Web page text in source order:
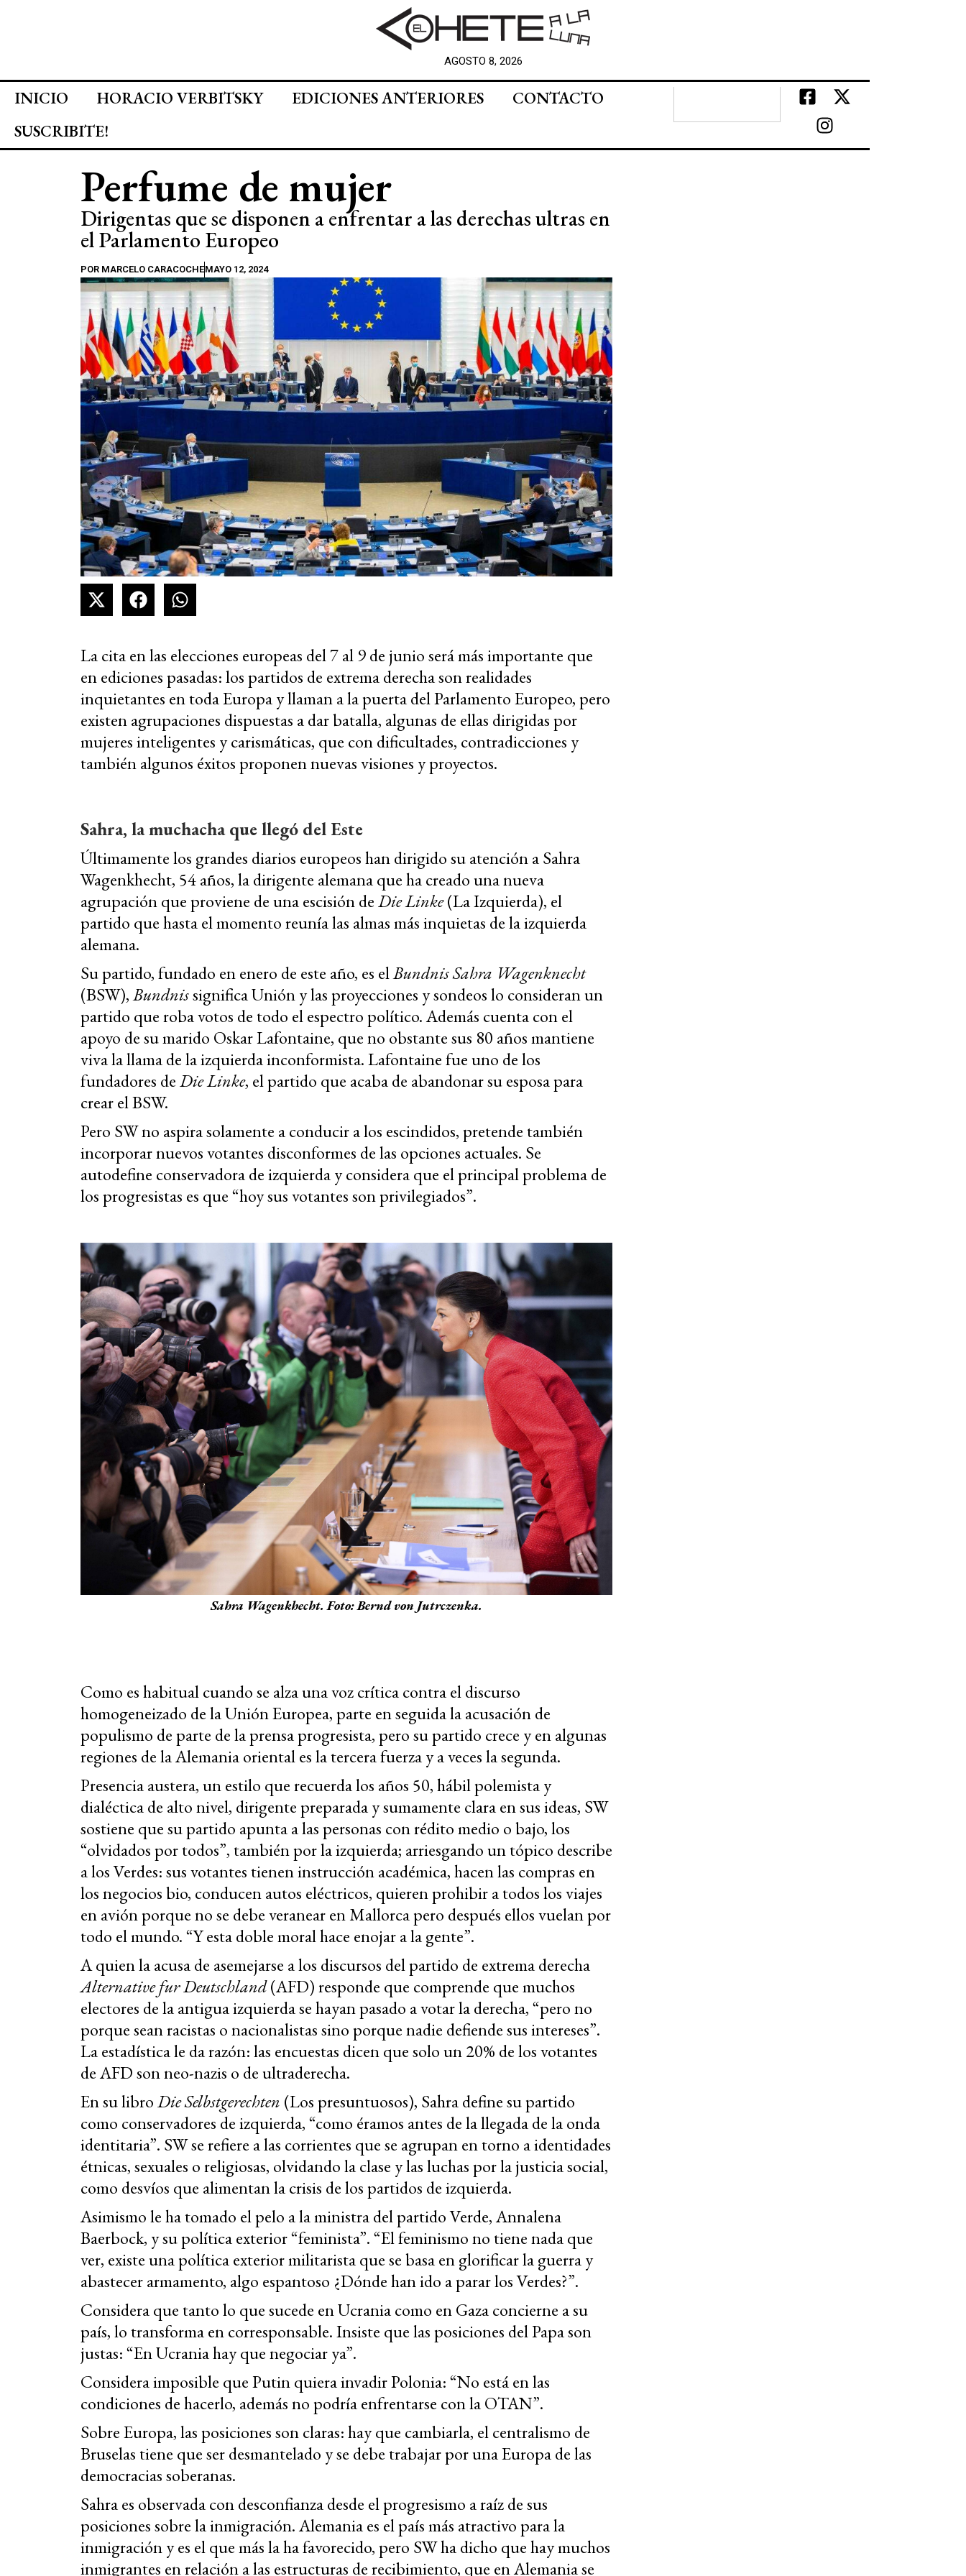
AGOSTO 8, 2026
INICIO HORACIO VERBITSKY EDICIONES ANTERIORES
CONTACTO
SUSCRIBITE!
Perfume de mujer
Dirigentas que se disponen a enfrentar a las derechas ultras en
el Parlamento Europeo
POR MARCELO CARACOCHEMAYO 12, 2024
La cita en las elecciones europeas del 7 al 9 de junio será más importante que
en ediciones pasadas: los partidos de extrema derecha son realidades
inquietantes en toda Europa y llaman a la puerta del Parlamento Europeo, pero
existen agrupaciones dispuestas a dar batalla, algunas de ellas dirigidas por
mujeres inteligentes y carismáticas, que con dificultades, contradicciones y
también algunos éxitos proponen nuevas visiones y proyectos.
Sahra, la muchacha que llegó del Este
Últimamente los grandes diarios europeos han dirigido su atención a Sahra
Wagenkhecht, 54 años, la dirigente alemana que ha creado una nueva
agrupación que proviene de una escisión deDie Linke(La Izquierda), el
partido que hasta el momento reunía las almas más inquietas de la izquierda
alemana.
Su partido, fundado en enero de este año, es elBundnis Sahra Wagenknecht
(BSW),Bundnissignifica Unión y las proyecciones y sondeos lo consideran un
partido que roba votos de todo el espectro político. Además cuenta con el
apoyo de su marido Oskar Lafontaine, que no obstante sus 80 años mantiene
viva la llama de la izquierda inconformista. Lafontaine fue uno de los
fundadores deDie Linke, el partido que acaba de abandonar su esposa para
crear el BSW.
Pero SW no aspira solamente a conducir a los escindidos, pretende también
incorporar nuevos votantes disconformes de las opciones actuales. Se
autodefine conservadora de izquierda y considera que el principal problema de
los progresistas es que “hoy sus votantes son privilegiados”.
Sahra Wagenkhecht. Foto: Bernd von Jutrczenka.
Como es habitual cuando se alza una voz crítica contra el discurso
homogeneizado de la Unión Europea, parte en seguida la acusación de
populismo de parte de la prensa progresista, pero su partido crece y en algunas
regiones de la Alemania oriental es la tercera fuerza y a veces la segunda.
Presencia austera, un estilo que recuerda los años 50, hábil polemista y
dialéctica de alto nivel, dirigente preparada y sumamente clara en sus ideas, SW
sostiene que su partido apunta a las personas con rédito medio o bajo, los
“olvidados por todos”, también por la izquierda; arriesgando un tópico describe
a los Verdes: sus votantes tienen instrucción académica, hacen las compras en
los negocios bio, conducen autos eléctricos, quieren prohibir a todos los viajes
en avión porque no se debe veranear en Mallorca pero después ellos vuelan por
todo el mundo. “Y esta doble moral hace enojar a la gente”.
A quien la acusa de asemejarse a los discursos del partido de extrema derecha
Alternative fur Deutschland(AFD) responde que comprende que muchos
electores de la antigua izquierda se hayan pasado a votar la derecha, “pero no
porque sean racistas o nacionalistas sino porque nadie defiende sus intereses”.
La estadística le da razón: las encuestas dicen que solo un 20% de los votantes
de AFD son neo-nazis o de ultraderecha.
En su libroDie Selbstgerechten (Los presuntuosos), Sahra define su partido
como conservadores de izquierda, “como éramos antes de la llegada de la onda
identitaria”. SW se refiere a las corrientes que se agrupan en torno a identidades
étnicas, sexuales o religiosas, olvidando la clase y las luchas por la justicia social,
como desvíos que alimentan la crisis de los partidos de izquierda.
Asimismo le ha tomado el pelo a la ministra del partido Verde, Annalena
Baerbock, y su política exterior “feminista”. “El feminismo no tiene nada que
ver, existe una política exterior militarista que se basa en glorificar la guerra y
abastecer armamento, algo espantoso ¿Dónde han ido a parar los Verdes?”.
Considera que tanto lo que sucede en Ucrania como en Gaza concierne a su
país, lo transforma en corresponsable. Insiste que las posiciones del Papa son
justas: “En Ucrania hay que negociar ya”.
Considera imposible que Putin quiera invadir Polonia: “No está en las
condiciones de hacerlo, además no podría enfrentarse con la OTAN”.
Sobre Europa, las posiciones son claras: hay que cambiarla, el centralismo de
Bruselas tiene que ser desmantelado y se debe trabajar por una Europa de las
democracias soberanas.
Sahra es observada con desconfianza desde el progresismo a raíz de sus
posiciones sobre la inmigración. Alemania es el país más atractivo para la
inmigración y es el que más la ha favorecido, pero SW ha dicho que hay muchos
inmigrantes en relación a las estructuras de recibimiento, que en Alemania se